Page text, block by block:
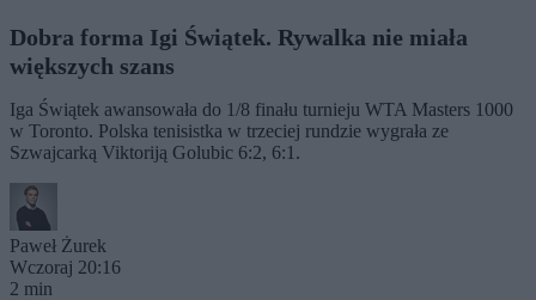
Dobra forma Igi Świątek. Rywalka nie miała
większych szans
Iga Świątek awansowała do 1/8 finału turnieju WTA Masters 1000
w Toronto. Polska tenisistka w trzeciej rundzie wygrała ze
Szwajcarką Viktoriją Golubic 6:2, 6:1.
Paweł Żurek
Wczoraj 20:16
2 min